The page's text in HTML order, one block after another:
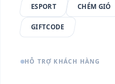
ESPORT CHÉM GIÓ
GIFTCODE
HỖ TRỢ KHÁCH HÀNG